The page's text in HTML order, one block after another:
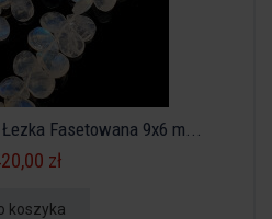
Fasetowana 9x6 m...
zł
koszyka